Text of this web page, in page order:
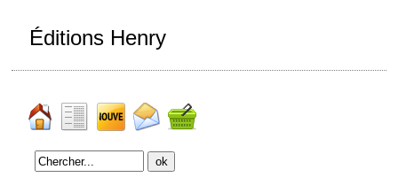
Éditions Henry